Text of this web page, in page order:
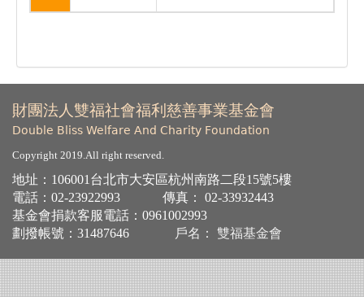
財團法人雙福社會福利慈善事業基金會
Double Bliss Welfare And Charity Foundation
Copyright 2019.All right reserved.
地址：106001台北市大安區杭州南路二段15號5樓
電話： 02-23922993
傳真： 02-33932443
基金會捐款客服電話： 0961002993
劃撥帳號：31487646
戶名： 雙福基金會